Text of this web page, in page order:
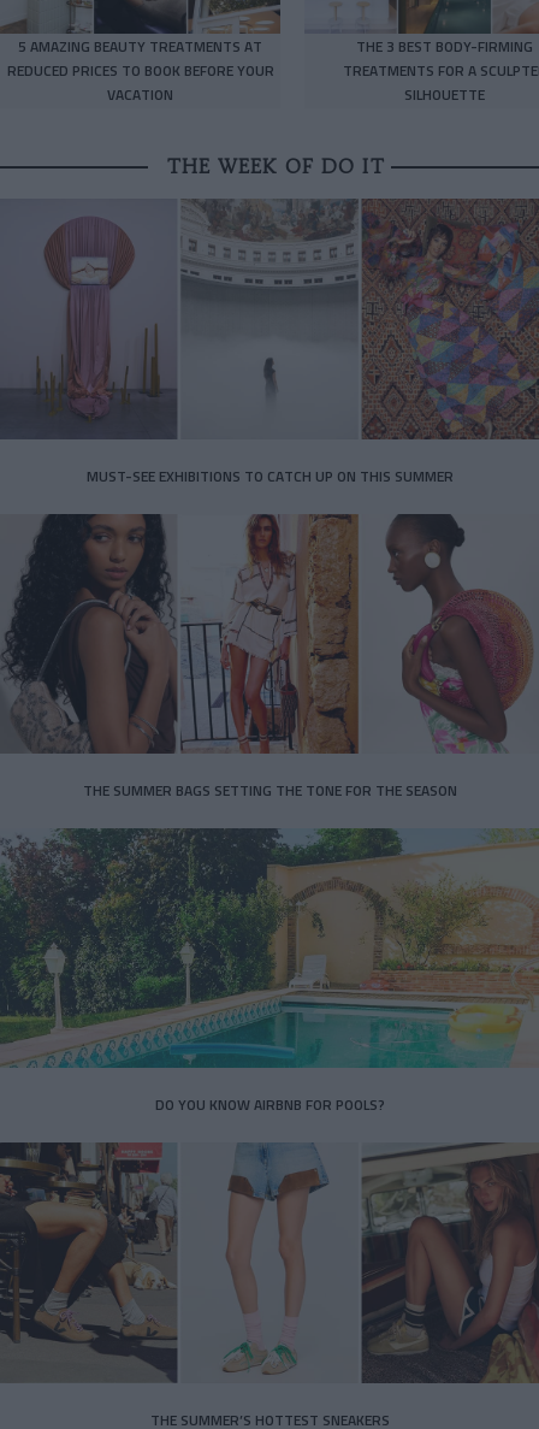
5 AMAZING BEAUTY TREATMENTS AT
REDUCED PRICES TO BOOK BEFORE YOUR
VACATION
THE 3 BEST BODY-FIRMING
TREATMENTS FOR A
SILHOUETTE
THE WEEK OF DO IT
MUST-SEE EXHIBITIONS TO CATCH UP ON THIS SUMMER
THE SUMMER BAGS SETTING THE TONE FOR THE SEASON
DO YOU KNOW AIRBNB FOR POOLS?
THE SUMMER’S HOTTEST SNEAKERS